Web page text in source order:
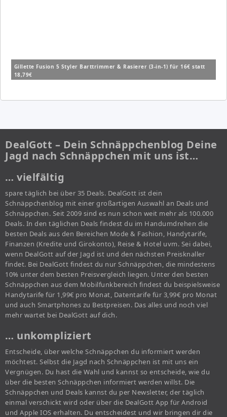
Gillette Fusion 5 Styler Barttrimmer & Rasierer (3-in-1) für 16€ statt
18,79€
DealGott – Dein Schnäppchenblog Deine
Jagd nach Schnäppchen mit uns ist…
… vielfältig
spare täglich bei über 35 Deals. DealGott ist dein
Schnäppchenblog mit einer großartigen Auswahl an Deals und
Schnäppchen. Seit 2009 sind es nun schon weit mehr als 100.000
Deals. In den täglichen Deals findest du im Handumdrehen die
besten Deals aus den Bereichen Mode & Fashion, Handytarife,
Finanzen (Kredite und Girokonto), Reise & Hotel uvm. Sei dabei,
wenn DealGott auf der Jagd ist und den nächsten Preisknaller
findet. Bei DealGott findest du nur Schnäppchen, die mindestens
10% unter dem besten Preisvergleich liegen. Unter den besten
Schnäppchen aus dem Mobilfunkbereich findest du beispielsweise
Handytarife für 1,99€ pro Monat, Datentarife für 3,99€ pro Monat
und auch Smartphones zu Bestpreisen. Das alles und noch viel
mehr wartet bei DealGott auf dich.
… unkompliziert
Entscheide, über welche Schnäppchen du informiert werden
möchtest. Selbst die Jagd nach Schnäppchen ist mit uns ein
Vergnügen. Du hast die Wahl und kannst so entscheide, wie du
über die besten Schnäppchen informiert werden willst. Die
Schnäppchen und Deals kannst du per Newsletter, der täglich
einmal verschickt wird oder über die DealGott App für Android
und Apple IOS erhalten. Du entscheidest und wir bringen dir die